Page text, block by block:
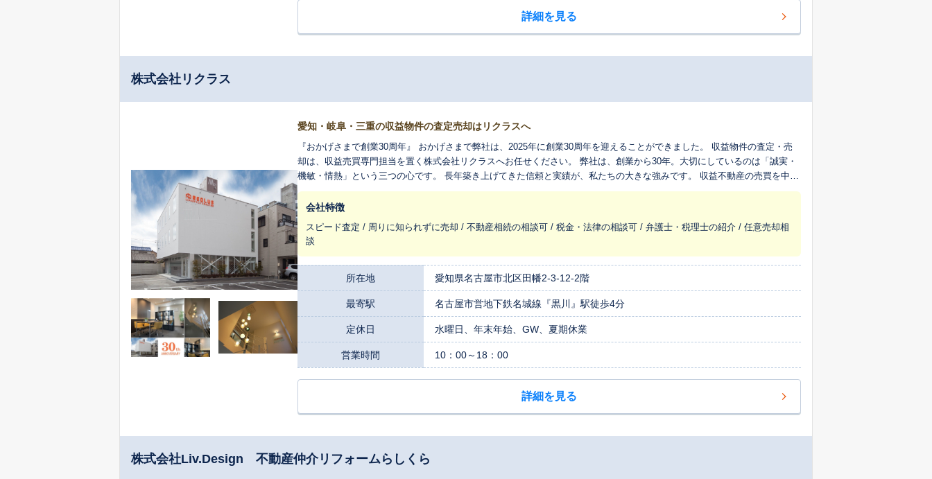
詳細を見る
株式会社リクラス
愛知・岐阜・三重の収益物件の査定売却はリクラスへ
『おかげさまで創業30周年』 おかげさまで弊社は、2025年に創業30周年を迎えることができました。 収益物件の査定・売
却は、収益売買専門担当を置く株式会社リクラスへお任せください。 弊社は、創業から30年。大切にしているのは「誠実・
機敏・情熱」という三つの心です。 長年築き上げてきた信頼と実績が、私たちの大きな強みです。 収益不動産の売買を中心
に、複雑な手続きが伴う相続案件や、迅速な現金化に対応する不動産買取にも豊富な実績がございます。また、リースバッ
クサービスなどにも対応しています。 売却の際は、不動産データに基づくだけでなく、市場動向や投資物件の特徴を熟知し
客様によりそった最適なご提案をいたします。 対応エリアは、愛知県を中心とした東海圏です。 このエリアを深く理解して
いるからこそ、最新の市場動向や地域の特性を細かく分析し、お客様の不動産資産の価値を最大限に引き出せるよう、適正
な査定価格を算出します。 これまで多くのお客様から「親身になって相談に乗ってくれた」「対応が迅速で安心できた」と
のお言葉をいただいてまいりました。 不動産資産の売却に関わるお客様の不安を一つひとつ解消していくことを何よりも大
切にしています。 ご売却に関するお悩みやご希望、どんな些細なことでも構いません。 不動産情報を大切に取り扱い、正確
かつ迅速にご対応いたします。 まずはお気軽にご相談ください。
会社特徴
スピード査定 / 周りに知られずに売却 / 不動産相続の相談可 / 税金・法律の相談可 / 弁護士・税理士の紹介 / 任意売却相
談
所在地 愛知県名古屋市北区田幡2-3-12-2階
最寄駅 名古屋市営地下鉄名城線『黒川』駅徒歩4分
定休日 水曜日、年末年始、GW、夏期休業
営業時間 10：00～18：00
詳細を見る
株式会社Liv.Design 不動産仲介リフォームらしくら